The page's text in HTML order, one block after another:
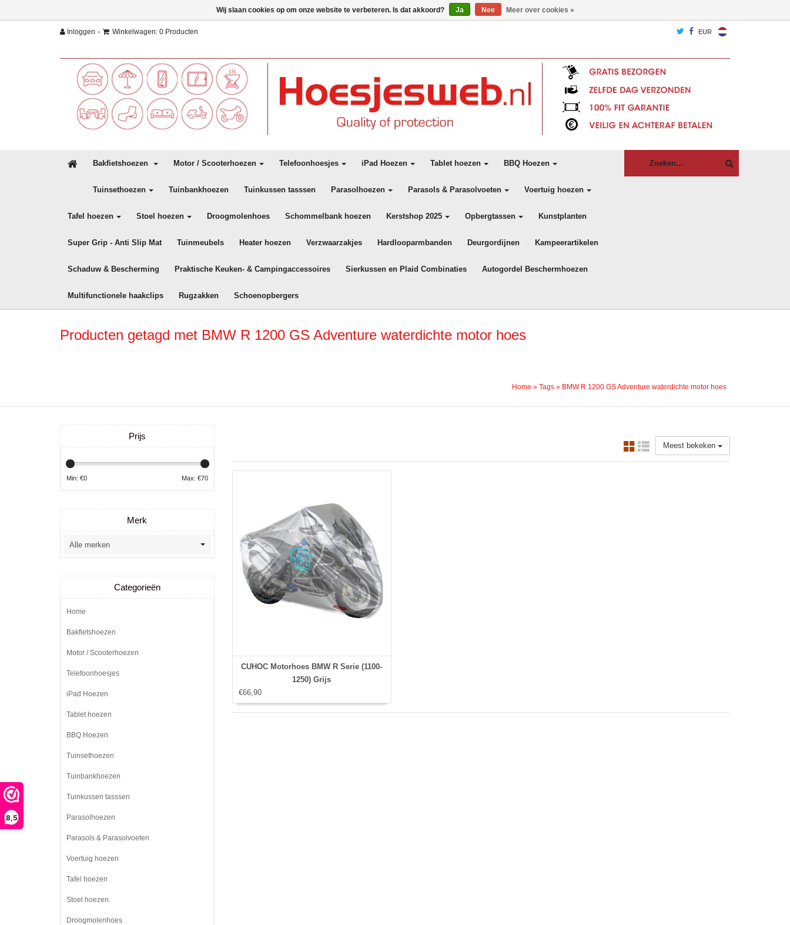
8,5
Inloggen - Winkelwagen: 0 Producten EUR
Bakfietshoezen Motor / Scooterhoezen Telefoonhoesjes iPad Hoezen Tablet hoezen BBQ Hoezen
Tuinsethoezen Tuinbankhoezen Tuinkussen tasssen Parasolhoezen Parasols & Parasolvoeten Voertuig hoezen
Tafel hoezen Stoel hoezen Droogmolenhoes Schommelbank hoezen Kerstshop 2025 Opbergtassen Kunstplanten
Super Grip - Anti Slip Mat Tuinmeubels Heater hoezen Verzwaarzakjes Hardlooparmbanden Deurgordijnen Kampeerartikelen
Schaduw & Bescherming Praktische Keuken- & Campingaccessoires Sierkussen en Plaid Combinaties Autogordel Beschermhoezen
Multifunctionele haakclips Rugzakken Schoenopbergers
Producten getagd met BMW R 1200 GS Adventure waterdichte motor hoes
Home » Tags » BMW R 1200 GS Adventure waterdichte motor hoes
Meest bekeken
CUHOC Motorhoes BMW R Serie (1100-
1250) Grijs
€66,90
Prijs
Min: €0 Max: €70
Merk
Categorieën
Home
Bakfietshoezen
Motor / Scooterhoezen
Telefoonhoesjes
iPad Hoezen
Tablet hoezen
BBQ Hoezen
Tuinsethoezen
Tuinbankhoezen
Tuinkussen tasssen
Parasolhoezen
Parasols & Parasolvoeten
Voertuig hoezen
Tafel hoezen
Stoel hoezen
Droogmolenhoes
Wij slaan cookies op om onze website te verbeteren. Is dat akkoord? Ja Nee Meer over cookies »